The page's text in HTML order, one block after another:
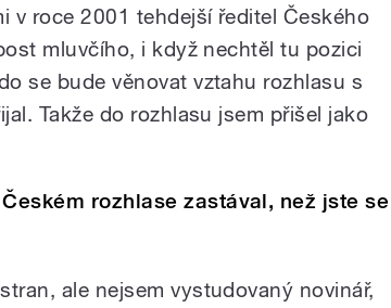
v roce 2001 tehdejší ředitel Českého
mluvčího, i když nechtěl tu pozici
se bude věnovat vztahu rozhlasu s
Takže do rozhlasu jsem přišel jako
rozhlase zastával, než jste se
ale nejsem vystudovaný novinář,